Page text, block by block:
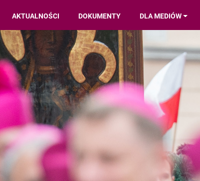
AKTUALNOŚCI DOKUMENTY DLA MEDIÓW